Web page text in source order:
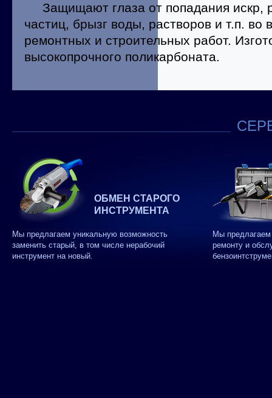
Защищают глаза от попадания искр,
частиц, брызг воды, растворов и т.п. во
ремонтных и строительных работ.
высокопрочного поликарбоната.
ОБМЕН СТАРОГО
ИНСТРУМЕНТА
Мы предлагаем уникальную возможность
заменить старый, в том числе нерабочий
инструмент на новый.
Мы
ремонту и